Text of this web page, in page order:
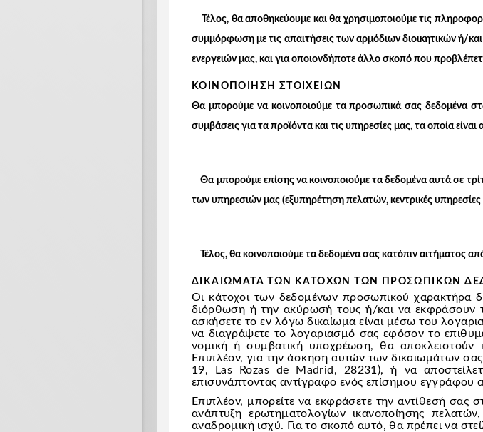
Τέλος, θα αποθηκεύουμε και θα χρησιμοποιούμε τις
συμμόρφωση με τις απαιτήσεις των αρμόδιων διοικητικών ή/
ενεργειών μας, και για οποιονδήποτε άλλο σκοπό που
ΚΟΙΝΟΠΟΙΗΣΗ ΣΤΟΙΧΕΙΩΝ
Θα μπορούμε να κοινοποιούμε τα προσωπικά σας δεδομένα
συμβάσεις για τα προϊόντα και τις υπηρεσίες μας, τα οποία
Θα μπορούμε επίσης να κοινοποιούμε τα δεδομένα αυτά σε
των υπηρεσιών μας (εξυπηρέτηση πελατών, κεντρικές
Τέλος, θα κοινοποιούμε τα δεδομένα σας κατόπιν αιτήματος
ΔΙΚΑΙΩΜΑΤΑ ΤΩΝ ΚΑΤΟΧΩΝ ΤΩΝ ΠΡΟΣΩΠΙΚΩΝ
Οι κάτοχοι των δεδομένων προσωπικού χαρακτήρα
διόρθωση ή την ακύρωσή τους ή/και να εκφράσουν
ασκήσετε το εν λόγω δικαίωμα είναι μέσω του
να διαγράψετε το λογαριασμό σας εφόσον το
νομική ή συμβατική υποχρέωση, θα αποκλειστούν
Επιπλέον, για την άσκηση αυτών των δικαιωμάτων
19, Las Rozas de Madrid, 28231), ή να
επισυνάπτοντας αντίγραφο ενός επίσημου εγγράφου
Επιπλέον, μπορείτε να εκφράσετε την αντίθεσή σας
ανάπτυξη ερωτηματολογίων ικανοποίησης
αναδρομική ισχύ. Για το σκοπό αυτό, θα πρέπει να